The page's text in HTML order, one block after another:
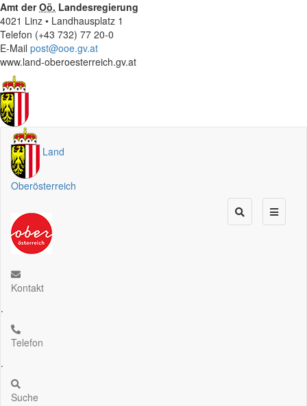
Amt derOö. Landesregierung
4021 Linz • Landhausplatz 1
Telefon (+43 732) 77 20-0
E-Mail post@ooe.gv.at
www.land-oberoesterreich.gv.at
Land
Oberösterreich
Kontakt
.
Telefon
.
Suche